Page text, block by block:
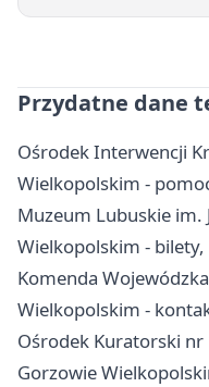
Przydatne dane
Ośrodek Interwencji
Wielkopolskim -
Muzeum Lubuskie im.
Wielkopolskim -
Komenda
Wielkopolskim -
Ośrodek Kuratorski nr
Gorzowie